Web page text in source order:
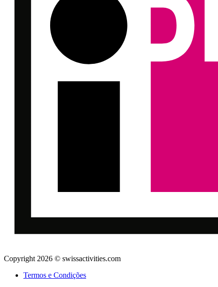
Copyright 2026 © swissactivities.com
Termos e Condições